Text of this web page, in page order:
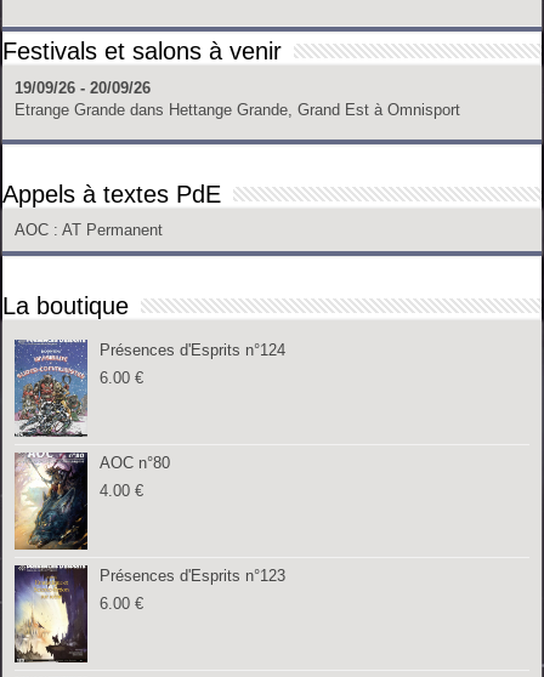
Festivals et salons à venir
19/09/26 - 20/09/26
Etrange Grande dans Hettange Grande, Grand Est à Omnisport
Appels à textes PdE
AOC : AT Permanent
La boutique
Présences d'Esprits n°124
6.00€
AOC n°80
4.00€
Présences d'Esprits n°123
6.00€